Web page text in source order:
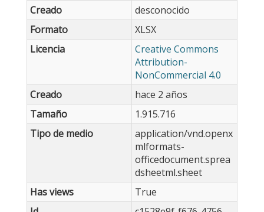
Creado
desconocido
Formato
XLSX
Licencia
Creative Commons
Attribution-
NonCommercial 4.0
Creado
hace 2 años
Tamaño
1.915.716
Tipo de medio
application/vnd.openx
mlformats-
officedocument.sprea
dsheetml.sheet
Has views
True